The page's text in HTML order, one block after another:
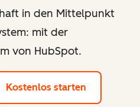
in den Mittelpunkt
mit der
von HubSpot.
Kostenlos starten